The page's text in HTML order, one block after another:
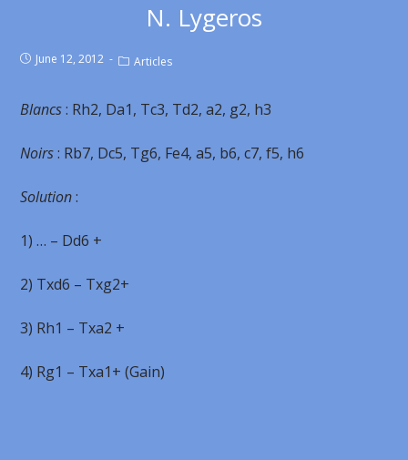
N. Lygeros
June 12, 2012 Articles
Blancs: Rh2, Da1, Tc3, Td2, a2, g2, h3
Noirs: Rb7, Dc5, Tg6, Fe4, a5, b6, c7, f5, h6
Solution:
1) … – Dd6 +
2) Txd6 – Txg2+
3) Rh1 – Txa2 +
4) Rg1 – Txa1+ (Gain)